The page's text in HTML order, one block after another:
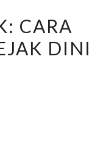
CARA
DINI